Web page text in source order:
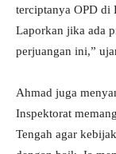
terciptanya OPD di
Laporkan jika ada
perjuangan ini,”
Ahmad juga
Inspektorat
Tengah agar